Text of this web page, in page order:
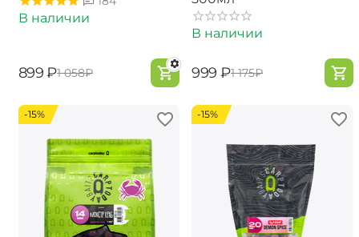
В наличии
‍899‍ ₽‍1 058‍₽
В наличии
‍999‍ ₽‍1 175‍₽
-15% -15%